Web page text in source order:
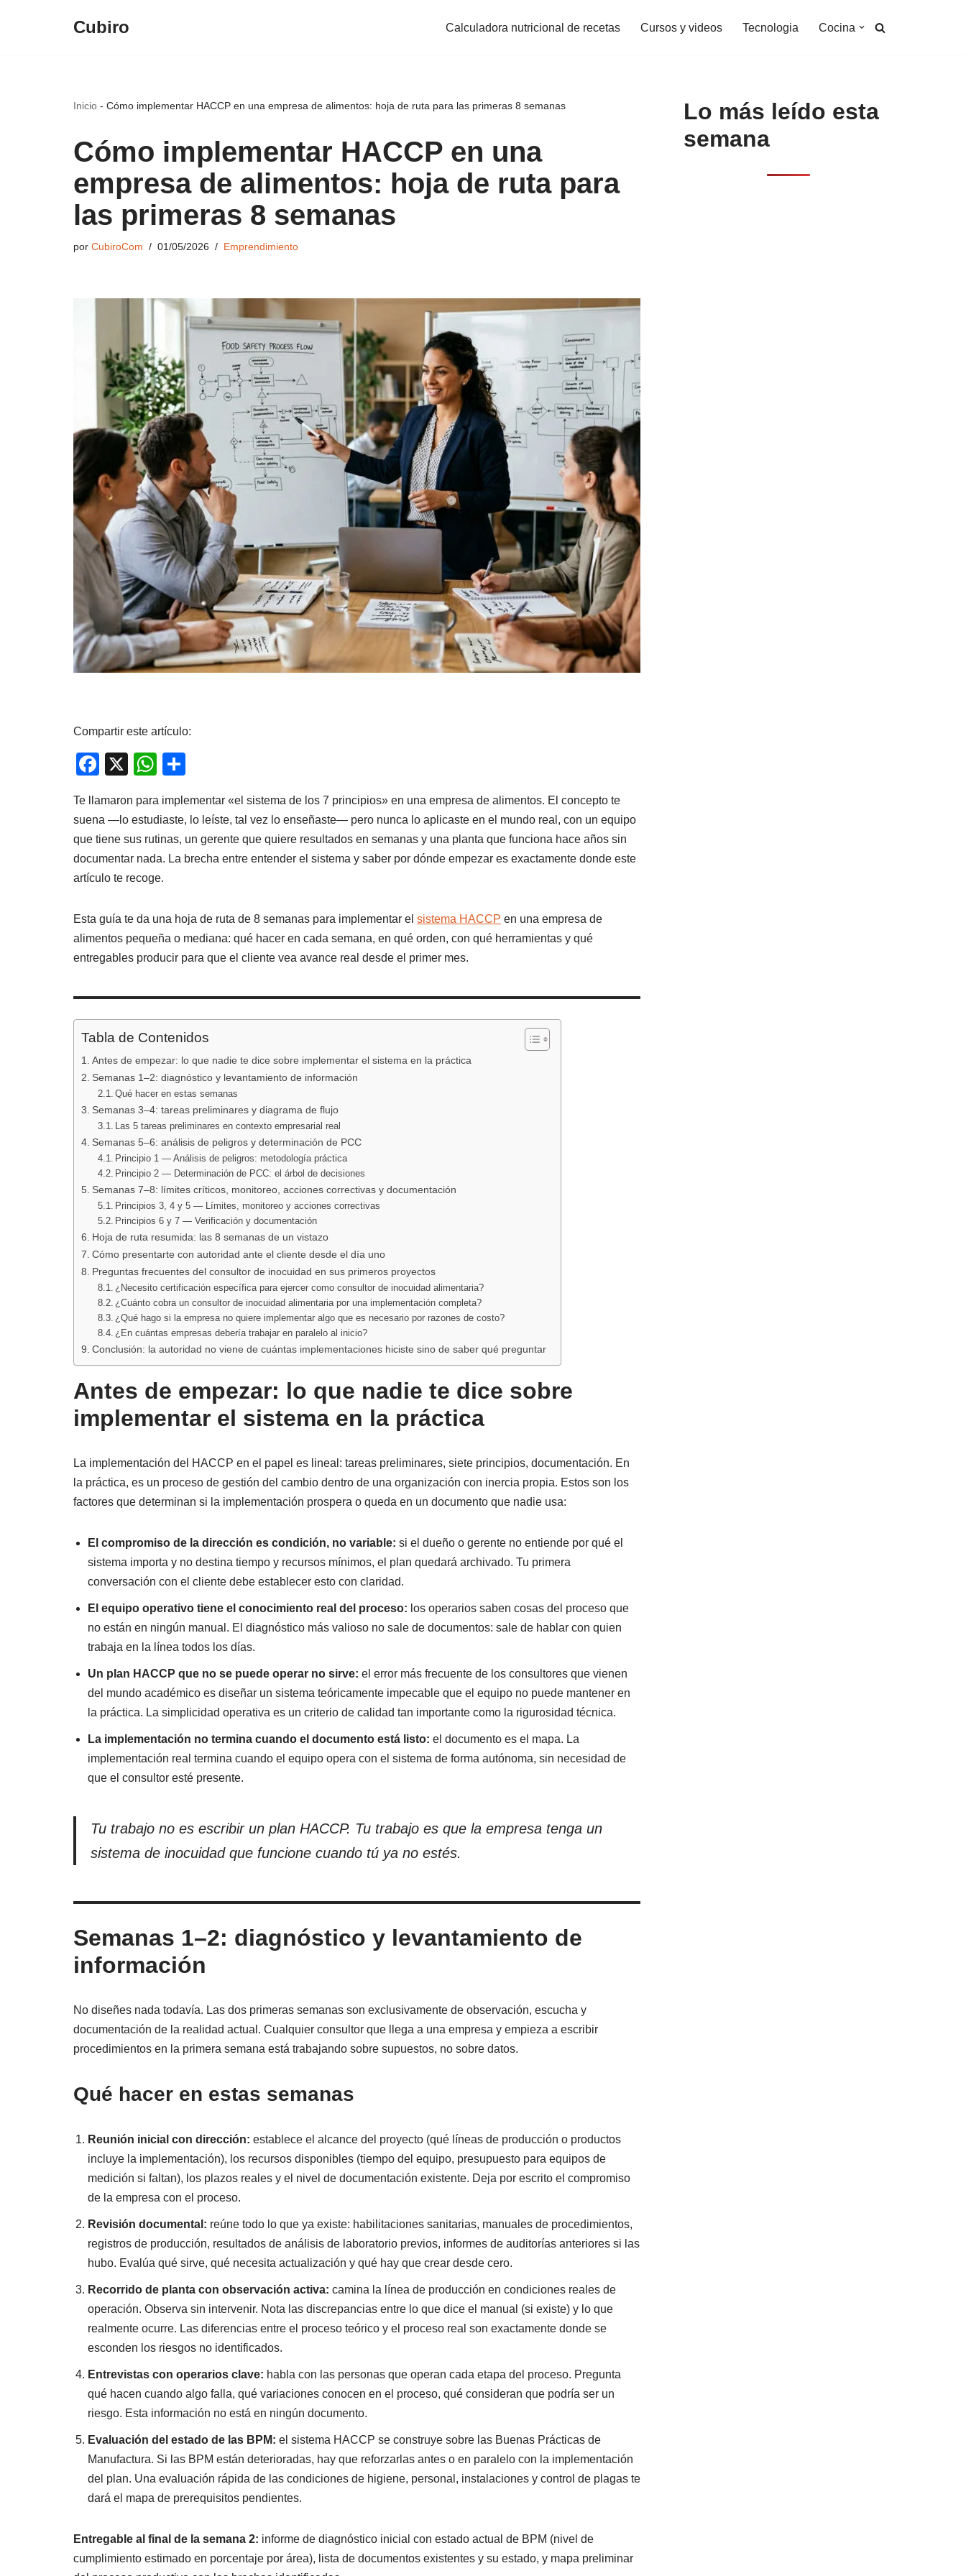
Cubiro Calculadora nutricional de recetas Cursos y videos Tecnologia Cocina
Inicio - Cómo implementar HACCP en una empresa de alimentos: hoja de ruta para las primeras 8 semanas
Cómo implementar HACCP en una
empresa de alimentos: hoja de ruta para
las primeras 8 semanas
por CubiroCom 01/05/2026 Emprendimiento
Compartir este artículo:
F
c
e
b
o
k
X
W
at
s
A
p
m
p
ar
Te llamaron para implementar «el sistema de los 7 principios» en una empresa de alimentos. El concepto te
suena —lo estudiaste, lo leíste, tal vez lo enseñaste— pero nunca lo aplicaste en el mundo real, con un equipo
que tiene sus rutinas, un gerente que quiere resultados en semanas y una planta que funciona hace años sin
documentar nada. La brecha entre entender el sistema y saber por dónde empezar es exactamente donde este
artículo te recoge.
Esta guía te da una hoja de ruta de 8 semanas para implementar el sistema HACCP en una empresa de
alimentos pequeña o mediana: qué hacer en cada semana, en qué orden, con qué herramientas y qué
entregables producir para que el cliente vea avance real desde el primer mes.
Tabla de Contenidos
Antes de empezar: lo que nadie te dice sobre implementar el sistema en la práctica
Semanas 1–2: diagnóstico y levantamiento de información
Qué hacer en estas semanas
Semanas 3–4: tareas preliminares y diagrama de flujo
Las 5 tareas preliminares en contexto empresarial real
Semanas 5–6: análisis de peligros y determinación de PCC
Principio 1 — Análisis de peligros: metodología práctica
Principio 2 — Determinación de PCC: el árbol de decisiones
Semanas 7–8: límites críticos, monitoreo, acciones correctivas y documentación
Principios 3, 4 y 5 — Límites, monitoreo y acciones correctivas
Principios 6 y 7 — Verificación y documentación
Hoja de ruta resumida: las 8 semanas de un vistazo
Cómo presentarte con autoridad ante el cliente desde el día uno
Preguntas frecuentes del consultor de inocuidad en sus primeros proyectos
¿Necesito certificación específica para ejercer como consultor de inocuidad alimentaria?
¿Cuánto cobra un consultor de inocuidad alimentaria por una implementación completa?
¿Qué hago si la empresa no quiere implementar algo que es necesario por razones de costo?
¿En cuántas empresas debería trabajar en paralelo al inicio?
Conclusión: la autoridad no viene de cuántas implementaciones hiciste sino de saber qué preguntar
Antes de empezar: lo que nadie te dice sobre
implementar el sistema en la práctica
La implementación del HACCP en el papel es lineal: tareas preliminares, siete principios, documentación. En
la práctica, es un proceso de gestión del cambio dentro de una organización con inercia propia. Estos son los
factores que determinan si la implementación prospera o queda en un documento que nadie usa:
El compromiso de la dirección es condición, no variable: si el dueño o gerente no entiende por qué el
sistema importa y no destina tiempo y recursos mínimos, el plan quedará archivado. Tu primera
conversación con el cliente debe establecer esto con claridad.
El equipo operativo tiene el conocimiento real del proceso: los operarios saben cosas del proceso que
no están en ningún manual. El diagnóstico más valioso no sale de documentos: sale de hablar con quien
trabaja en la línea todos los días.
Un plan HACCP que no se puede operar no sirve: el error más frecuente de los consultores que vienen
del mundo académico es diseñar un sistema teóricamente impecable que el equipo no puede mantener en
la práctica. La simplicidad operativa es un criterio de calidad tan importante como la rigurosidad técnica.
La implementación no termina cuando el documento está listo: el documento es el mapa. La
implementación real termina cuando el equipo opera con el sistema de forma autónoma, sin necesidad de
que el consultor esté presente.
Tu trabajo no es escribir un plan HACCP. Tu trabajo es que la empresa tenga un
sistema de inocuidad que funcione cuando tú ya no estés.
Semanas 1–2: diagnóstico y levantamiento de
información
No diseñes nada todavía. Las dos primeras semanas son exclusivamente de observación, escucha y
documentación de la realidad actual. Cualquier consultor que llega a una empresa y empieza a escribir
procedimientos en la primera semana está trabajando sobre supuestos, no sobre datos.
Qué hacer en estas semanas
Reunión inicial con dirección: establece el alcance del proyecto (qué líneas de producción o productos
incluye la implementación), los recursos disponibles (tiempo del equipo, presupuesto para equipos de
medición si faltan), los plazos reales y el nivel de documentación existente. Deja por escrito el compromiso
de la empresa con el proceso.
Revisión documental: reúne todo lo que ya existe: habilitaciones sanitarias, manuales de procedimientos,
registros de producción, resultados de análisis de laboratorio previos, informes de auditorías anteriores si las
hubo. Evalúa qué sirve, qué necesita actualización y qué hay que crear desde cero.
Recorrido de planta con observación activa: camina la línea de producción en condiciones reales de
operación. Observa sin intervenir. Nota las discrepancias entre lo que dice el manual (si existe) y lo que
realmente ocurre. Las diferencias entre el proceso teórico y el proceso real son exactamente donde se
esconden los riesgos no identificados.
Entrevistas con operarios clave: habla con las personas que operan cada etapa del proceso. Pregunta
qué hacen cuando algo falla, qué variaciones conocen en el proceso, qué consideran que podría ser un
riesgo. Esta información no está en ningún documento.
Evaluación del estado de las BPM: el sistema HACCP se construye sobre las Buenas Prácticas de
Manufactura. Si las BPM están deterioradas, hay que reforzarlas antes o en paralelo con la implementación
del plan. Una evaluación rápida de las condiciones de higiene, personal, instalaciones y control de plagas te
dará el mapa de prerequisitos pendientes.
Entregable al final de la semana 2: informe de diagnóstico inicial con estado actual de BPM (nivel de
cumplimiento estimado en porcentaje por área), lista de documentos existentes y su estado, y mapa preliminar
Lo más leído esta
semana